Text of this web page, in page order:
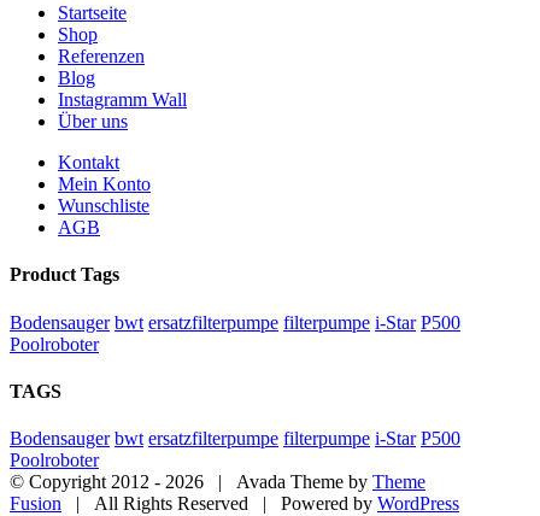
Startseite
Shop
Referenzen
Blog
Instagramm Wall
Über uns
Kontakt
Mein Konto
Wunschliste
AGB
Product Tags
Bodensauger bwt ersatzfilterpumpe filterpumpe i-Star P500
Poolroboter
TAGS
Bodensauger bwt ersatzfilterpumpe filterpumpe i-Star P500
Poolroboter
© Copyright 2012 - 2026 | Avada Theme by Theme
Fusion | All Rights Reserved | Powered by WordPress